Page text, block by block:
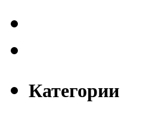
Категории